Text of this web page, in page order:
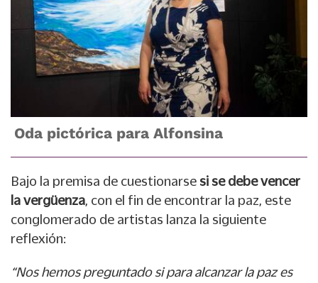
Oda pictórica para Alfonsina
Bajo la premisa de cuestionarse si se debe vencer
la vergüenza, con el fin de encontrar la paz, este
conglomerado de artistas lanza la siguiente
reflexión:
“Nos hemos preguntado si para alcanzar la paz es